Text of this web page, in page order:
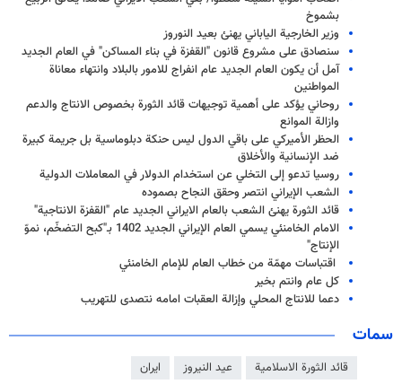
بشموخ
وزير الخارجية الياباني يهنئ بعيد النوروز
سنصادق على مشروع قانون "القفزة في بناء المساكن" في العام الجديد
آمل أن يكون العام الجديد عام انفراج للامور بالبلاد وانتهاء معاناة
المواطنين
روحاني يؤكد على أهمية توجيهات قائد الثورة بخصوص الانتاج والدعم
وازالة الموانع
الحظر الأميركي على باقي الدول ليس حنكة دبلوماسية بل جريمة كبيرة
ضد الإنسانية والأخلاق
روسيا تدعو إلى التخلي عن استخدام الدولار في المعاملات الدولية
الشعب الإيراني انتصر وحقق النجاح بصموده
قائد الثورة يهنئ الشعب بالعام الايراني الجديد عام "القفزة الانتاجية"
الامام الخامنئي يسمي العام الإيراني الجديد 1402 بـ"كبح التضخّم، نموّ
الإنتاج"
اقتباسات مهمّة من خطاب العام للإمام الخامنئي
کل عام وانتم بخیر
دعما للانتاج المحلي وإزالة العقبات امامه نتصدی للتهریب
سمات
قائد الثورة الاسلامية عيد النيروز ايران